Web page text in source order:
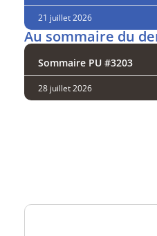
21 juillet 2026
Au sommaire du
Sommaire PU #3203
28 juillet 2026